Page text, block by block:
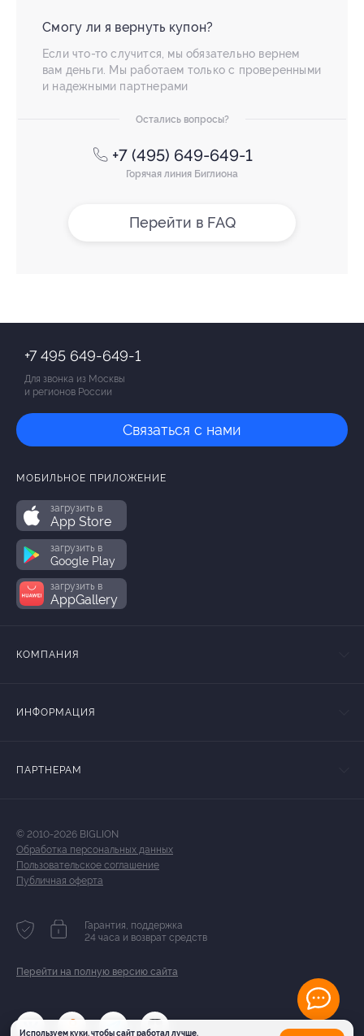
Смогу ли я вернуть купон?
Если что-то случится, мы обязательно вернем
вам деньги. Мы работаем только с проверенными
и надежными партнерами
Остались вопросы?
+7 (495) 649-649-1
Горячая линия Биглиона
Перейти в FAQ
Используем куки, чтобы сайт работал лучше.
+7 495 649-649-1
Для звонка из Москвы
и регионов России
Связаться с нами
МОБИЛЬНОЕ ПРИЛОЖЕНИЕ
загрузить в
App Store
загрузить в
Google Play
загрузить в
AppGallery
КОМПАНИЯ
ИНФОРМАЦИЯ
ПАРТНЕРАМ
© 2010-2026 BIGLION
Обработка персональных данных
Пользовательское соглашение
Публичная оферта
Гарантия, поддержка
24 часа и возврат средств
Перейти на полную версию сайта